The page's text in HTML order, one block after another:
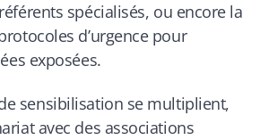
spécialisés, ou encore la
d’urgence pour
exposées.
sensibilisation se multiplient,
avec des associations